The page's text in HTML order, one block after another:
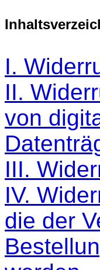
I.
II.
von
III.
IV.
die der